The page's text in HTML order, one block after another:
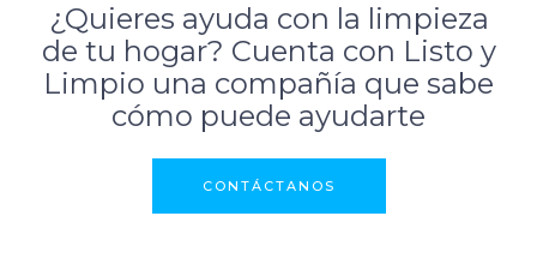
¿Quieres ayuda con la limpieza
de tu hogar? Cuenta con Listo y
Limpio una compañía que sabe
cómo puede ayudarte
CONTÁCTANOS